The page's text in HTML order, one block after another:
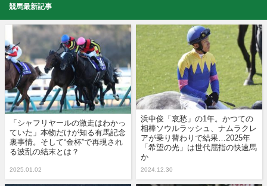
競馬最新記事
「シャフリヤールの激走はわかっ
ていた」本物だけが知る有馬記念
裏事情。そして“金杯”で再現され
る波乱の結末とは？
2025.01.02
浜中俊「哀愁」の1年。かつての
相棒ソウルラッシュ、ナムラクレ
アが乗り替わりで結果…2025年
「希望の光」は世代屈指の快速馬
か
2024.12.30